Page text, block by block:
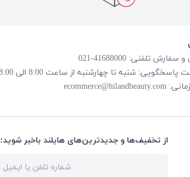
تلفنی: 41688000-021
شنبه تا چهارشنبه از ساعت 8:00 الی 18:00
ecommerce@hilandbeauty.com
از تخفیف‌ها و جدیدترین‌های هایلند باخبر شوید: